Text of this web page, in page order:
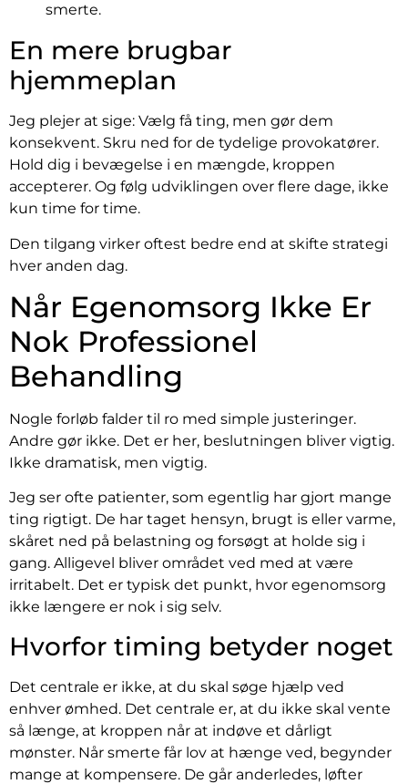
smerte.
En mere brugbar
hjemmeplan
Jeg plejer at sige: Vælg få ting, men gør dem
konsekvent. Skru ned for de tydelige provokatører.
Hold dig i bevægelse i en mængde, kroppen
accepterer. Og følg udviklingen over flere dage, ikke
kun time for time.
Den tilgang virker oftest bedre end at skifte strategi
hver anden dag.
Når Egenomsorg Ikke Er
Nok Professionel
Behandling
Nogle forløb falder til ro med simple justeringer.
Andre gør ikke. Det er her, beslutningen bliver vigtig.
Ikke dramatisk, men vigtig.
Jeg ser ofte patienter, som egentlig har gjort mange
ting rigtigt. De har taget hensyn, brugt is eller varme,
skåret ned på belastning og forsøgt at holde sig i
gang. Alligevel bliver området ved med at være
irritabelt. Det er typisk det punkt, hvor egenomsorg
ikke længere er nok i sig selv.
Hvorfor timing betyder noget
Det centrale er ikke, at du skal søge hjælp ved
enhver ømhed. Det centrale er, at du ikke skal vente
så længe, at kroppen når at indøve et dårligt
mønster. Når smerte får lov at hænge ved, begynder
mange at kompensere. De går anderledes, løfter